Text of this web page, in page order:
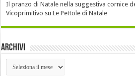
Il pranzo di Natale nella suggestiva cornice
Vicoprimitivo suLe Pettole di Natale
Archivi
Archivi